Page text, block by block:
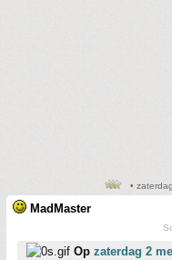
•
MadMaster
Op zaterdag 2